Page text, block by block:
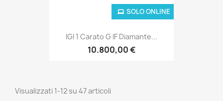
IGI 1 Carato G IF Diamante...
10.800,00 €
SOLO ONLINE
Visualizzati 1-12 su 47 articoli